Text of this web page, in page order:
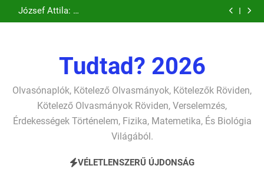
Ugrás
a
verselemzés
tavon
Mihály: A fársáng
József Attila: A
gyerekszemű élet-
Tudtad? 2026
Olvasónaplók, Kötelező Olvasmányok, Kötelezők Röviden,
Kötelező Olvasmányok Röviden, Verselemzés,
Érdekességek Történelem, Fizika, Matemetika, És Biológia
Világából.
VÉLETLENSZERŰ ÚJDONSÁG